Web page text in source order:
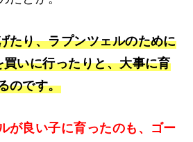
たり、ラプンツェルのために
いに行ったりと、大事に育
のです。
が良い子に育ったのも、ゴー